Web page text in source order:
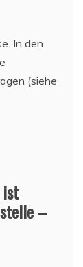
In den
(siehe
ist
–